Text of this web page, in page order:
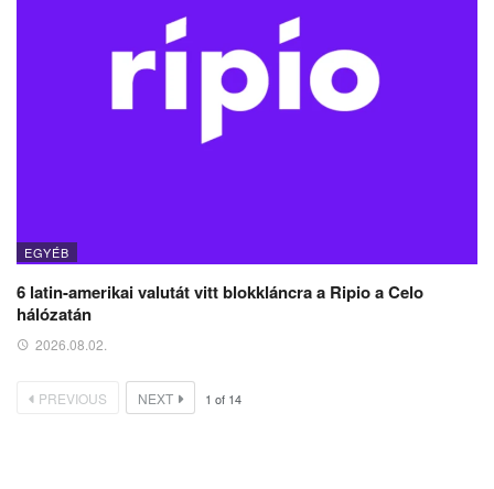
EGYÉB
6 latin-amerikai valutát vitt blokkláncra a Ripio a Celo
hálózatán
2026.08.02.
PREVIOUS NEXT 1 of 14